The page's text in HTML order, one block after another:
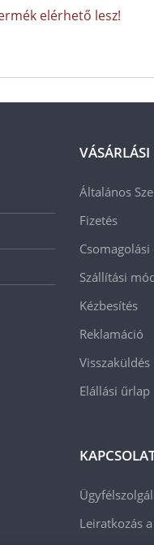
elérhető lesz!
Általános
Fizetés
Szállítási
Kézbesítés
Reklamáció
Visszaküldés
Elállási űrlap
Leiratkozás